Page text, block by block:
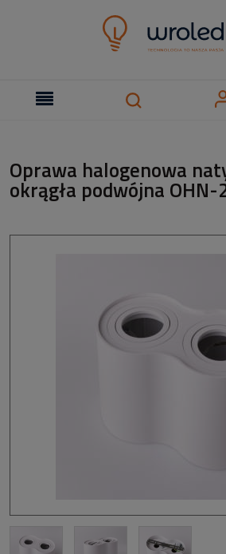
Oprawa halogenowa
okrągła podwójna OHN-